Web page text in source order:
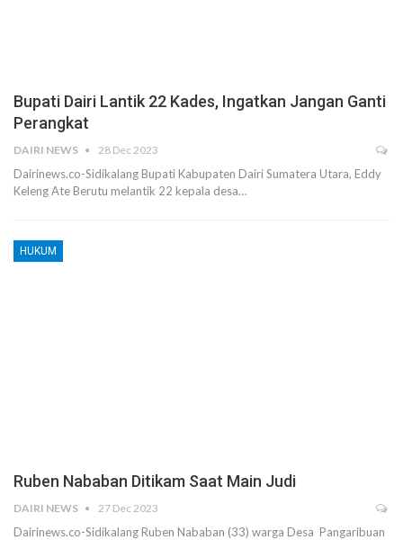
Bupati Dairi Lantik 22 Kades, Ingatkan Jangan Ganti
Perangkat
DAIRI NEWS 28 Dec 2023
Dairinews.co-Sidikalang Bupati Kabupaten Dairi Sumatera Utara, Eddy
Keleng Ate Berutu melantik 22 kepala desa…
HUKUM
Ruben Nababan Ditikam Saat Main Judi
DAIRI NEWS 27 Dec 2023
Dairinews.co-Sidikalang Ruben Nababan (33) warga Desa Pangaribuan